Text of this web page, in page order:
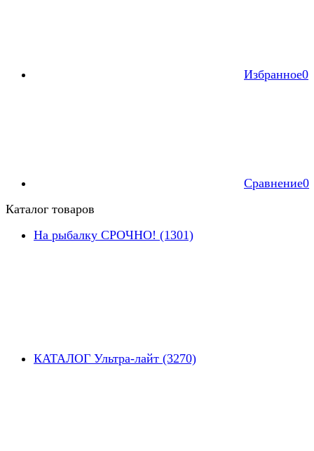
Избранное0
Сравнение0
Каталог товаров
На рыбалку СРОЧНО! (1301)
КАТАЛОГ Ультра-лайт (3270)